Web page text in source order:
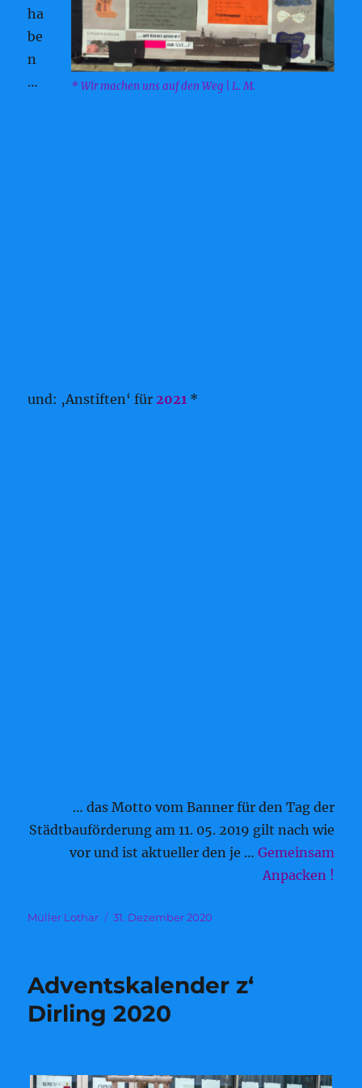
* Wir machen uns auf den Weg | L. M.
ha
be
n
…
und: ‚Anstiften‘ für 2021 *
… das Motto vom Banner für den Tag der
Städtbauförderung am 11. 05. 2019 gilt nach wie
vor und ist aktueller den je … Gemeinsam
Anpacken !
Autor
Müller Lothar
Veröffentlicht
31. Dezember 2020
Adventskalender z‘
Dirling 2020